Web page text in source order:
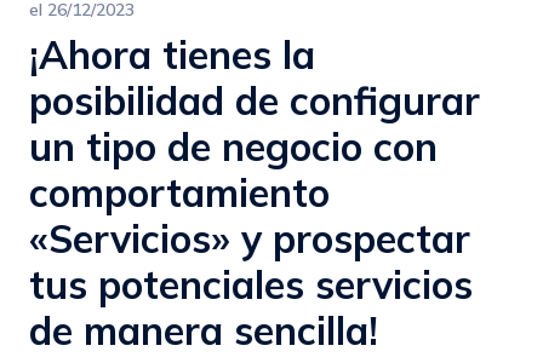
el 26/12/2023
¡Ahora tienes la
posibilidad de configurar
un tipo de negocio con
comportamiento
«Servicios» y prospectar
tus potenciales servicios
de manera sencilla!